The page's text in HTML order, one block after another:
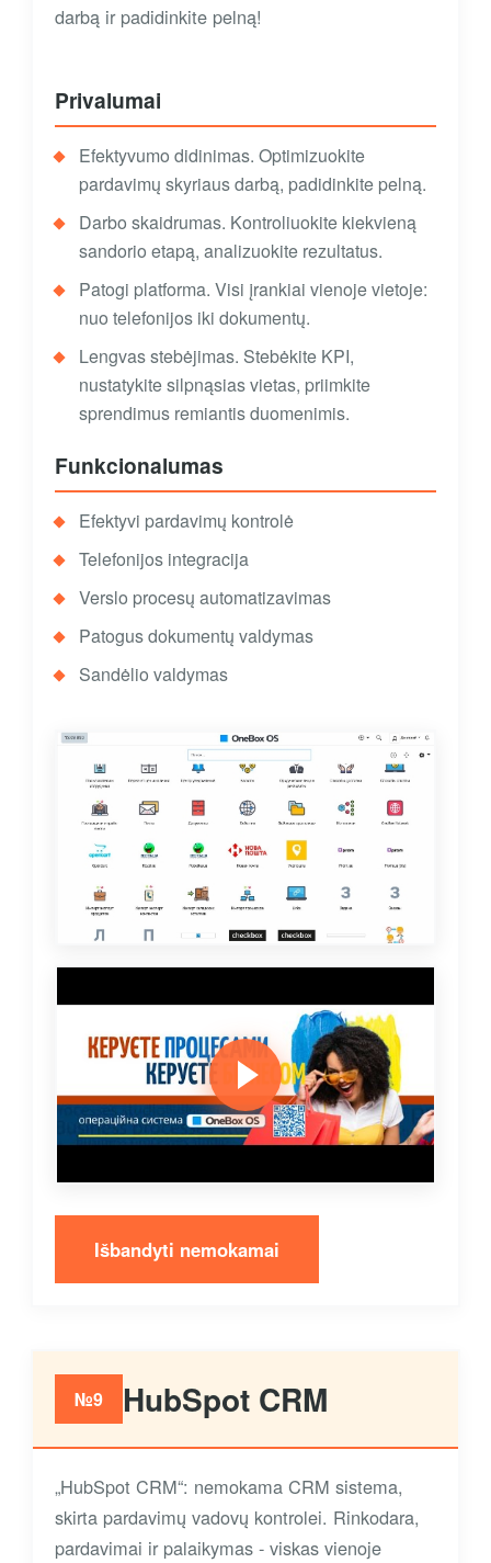
darbą ir padidinkite pelną!
Privalumai
Efektyvumo didinimas. Optimizuokite
pardavimų skyriaus darbą, padidinkite pelną.
Darbo skaidrumas. Kontroliuokite kiekvieną
sandorio etapą, analizuokite rezultatus.
Patogi platforma. Visi įrankiai vienoje vietoje:
nuo telefonijos iki dokumentų.
Lengvas stebėjimas. Stebėkite KPI,
nustatykite silpnąsias vietas, priimkite
sprendimus remiantis duomenimis.
Funkcionalumas
Efektyvi pardavimų kontrolė
Telefonijos integracija
Verslo procesų automatizavimas
Patogus dokumentų valdymas
Sandėlio valdymas
Išbandyti nemokamai
№9 HubSpot CRM
„HubSpot CRM“: nemokama CRM sistema,
skirta pardavimų vadovų kontrolei. Rinkodara,
pardavimai ir palaikymas - viskas vienoje